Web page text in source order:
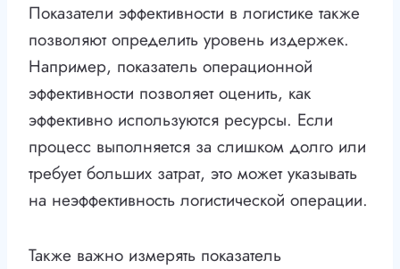
Показатели эффективности в логистике также
позволяют определить уровень издержек.
Например, показатель операционной
эффективности позволяет оценить, как
эффективно используются ресурсы. Если
процесс выполняется за слишком долго или
требует больших затрат, это может указывать
на неэффективность логистической операции.
Также важно измерять показатель